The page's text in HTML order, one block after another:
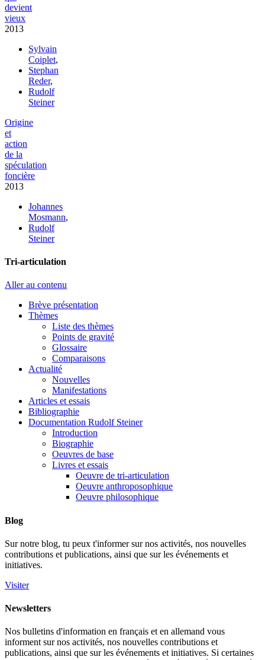
devient
vieux
2013
Sylvain
Coiplet,
Stephan
Reder,
Rudolf
Steiner
Origine
et
action
de la
spéculation
foncière
2013
Johannes
Mosmann,
Rudolf
Steiner
Tri-articulation
Aller au contenu
Brève présentation
Thèmes
Liste des thèmes
Points de gravité
Glossaire
Comparaisons
Actualité
Nouvelles
Manifestations
Articles et essais
Bibliographie
Documentation Rudolf Steiner
Introduction
Biographie
Oeuvres de base
Livres et essais
Oeuvre de tri-articulation
Oeuvre anthroposophique
Oeuvre philosophique
Blog
Sur notre blog, tu peux t'informer sur nos activités, nos nouvelles
contributions et publications, ainsi que sur les événements et
initiatives.
Visiter
Newsletters
Nos bulletins d'information en français et en allemand vous
informent sur nos activités, nos nouvelles contributions et
publications, ainsi que sur les événements et initiatives. Si certaines